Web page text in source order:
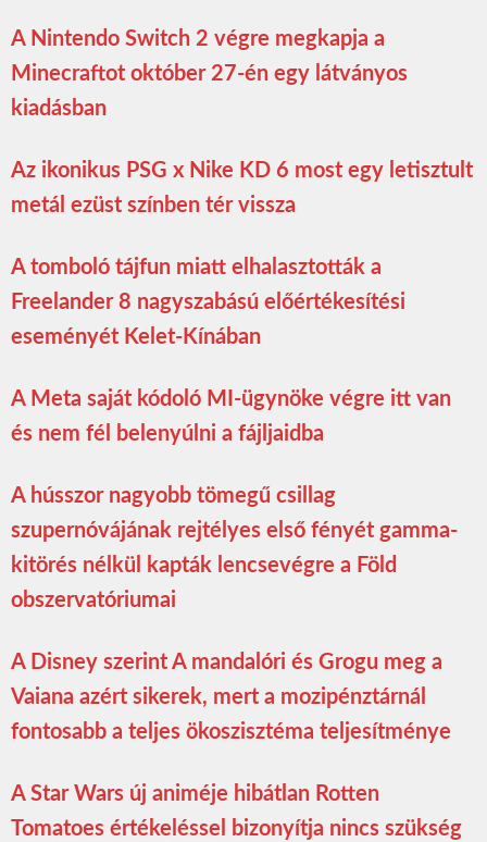
A Nintendo Switch 2 végre megkapja a
Minecraftot október 27-én egy látványos
kiadásban
Az ikonikus PSG x Nike KD 6 most egy letisztult
metál ezüst színben tér vissza
A tomboló tájfun miatt elhalasztották a
Freelander 8 nagyszabású előértékesítési
eseményét Kelet-Kínában
A Meta saját kódoló MI-ügynöke végre itt van
és nem fél belenyúlni a fájljaidba
A hússzor nagyobb tömegű csillag
szupernóvájának rejtélyes első fényét gamma-
kitörés nélkül kapták lencsevégre a Föld
obszervatóriumai
A Disney szerint A mandalóri és Grogu meg a
Vaiana azért sikerek, mert a mozipénztárnál
fontosabb a teljes ökoszisztéma teljesítménye
A Star Wars új animéje hibátlan Rotten
Tomatoes értékeléssel bizonyítja nincs szükség